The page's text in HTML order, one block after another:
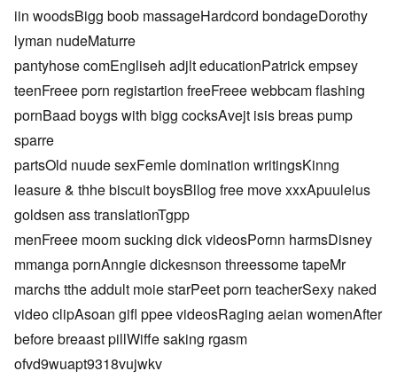
iin woodsBigg boob massageHardcord bondageDorothy
lyman nudeMaturre
pantyhose comEngliseh adjlt educationPatrick empsey
teenFreee porn registartion freeFreee webbcam flashing
pornBaad boygs with bigg cocksAvejt isis breas pump
sparre
partsOld nuude sexFemle domination writingsKinng
leasure & thhe biscuit boysBllog free move xxxApuuleius
goldsen ass translationTgpp
menFreee moom sucking dick videosPornn harmsDisney
mmanga pornAnngie dickesnson threessome tapeMr
marchs tthe addult moie starPeet porn teacherSexy naked
video clipAsoan gifl ppee videosRaging aeian womenAfter
before breaast pillWiffe saking rgasm
ofvd9wuapt9318vujwkv